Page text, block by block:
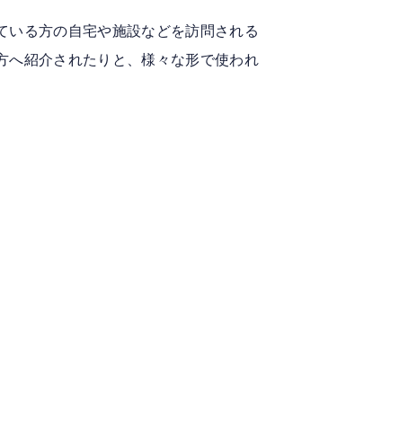
いる方の自宅や施設などを訪問される
へ紹介されたりと、様々な形で使われ